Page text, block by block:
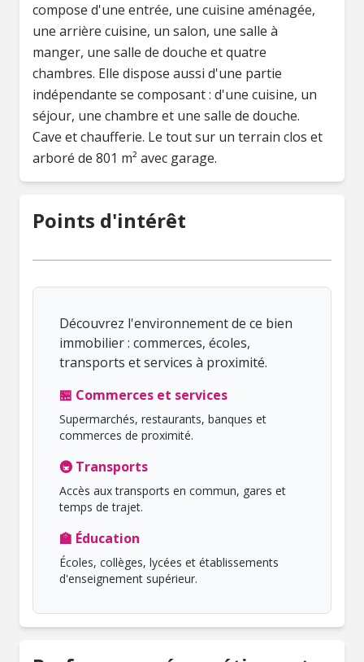
compose d'une entrée, une cuisine aménagée,
une arrière cuisine, un salon, une salle à
manger, une salle de douche et quatre
chambres. Elle dispose aussi d'une partie
indépendante se composant : d'une cuisine, un
séjour, une chambre et une salle de douche.
Cave et chaufferie. Le tout sur un terrain clos et
arboré de 801 m² avec garage.
Points d'intérêt
Découvrez l'environnement de ce bien
immobilier : commerces, écoles,
transports et services à proximité.
🏪 Commerces et services
Supermarchés, restaurants, banques et
commerces de proximité.
🚇 Transports
Accès aux transports en commun, gares et
temps de trajet.
🏫 Éducation
Écoles, collèges, lycées et établissements
d'enseignement supérieur.